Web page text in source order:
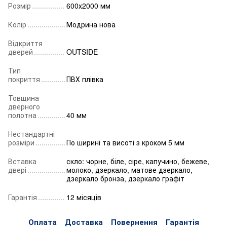
Розмір
600х2000 мм
Колір
Модрина нова
Відкриття
дверей
OUTSIDE
Тип
покриття
ПВХ плівка
Товщина
дверного
полотна
40 мм
Нестандартні
розміри
По ширині та висоті з кроком 5 мм
Вставка
двері
скло: чорне, біле, сіре, капучино, бежеве,
молоко, дзеркало, матове дзеркало,
дзеркало бронза, дзеркало графіт
Гарантія
12 місяців
Оплата Доставка Повернення Гарантія